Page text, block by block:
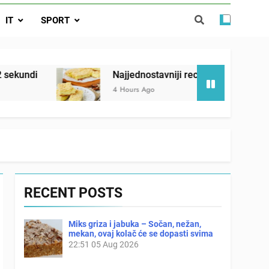
12 skrivenih životinja za 12 sekundi
odgovora izgleda još nismo stigli
IT SPORT
Najjednostavniji recept za finu pitu od jogurta
4 Hours Ago
RECENT POSTS
Miks griza i jabuka – Sočan, nežan,
mekan, ovaj kolač će se dopasti svima
22:51 05 Aug 2026